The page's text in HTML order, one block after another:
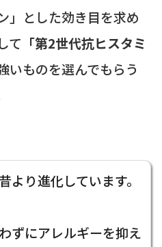
」とした効き目を求め
て 「第2世代抗ヒスタミ
いものを選んでもらう
より進化しています。
ずにアレルギーを抑え